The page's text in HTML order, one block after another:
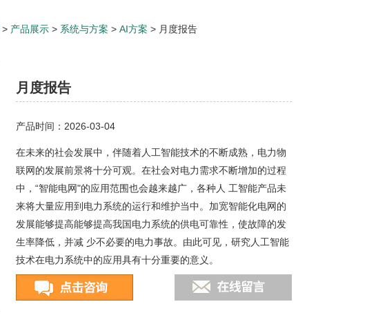
> 产品展示 > 系统与方案 > AI方案 > 月度报告
月度报告
产品时间：2026-03-04
在未来的社会发展中，伴随着人工智能技术的不断成熟，电力物
联网的发展前景将十分可观。在社会对电力需求不断增加的过程
中，“智能电网"的应用范围也会越来越广，各种人 工智能产品未
来将大量应用到电力系统的运行和维护当中。加宽智能化电网的
发展能够提高能够提高我国电力系统的供电可靠性，使故障的发
生率降低，并减 少不必要的电力事故。由此可见，研究人工智能
技术在电力系统中的应用具有十分重要的意义。